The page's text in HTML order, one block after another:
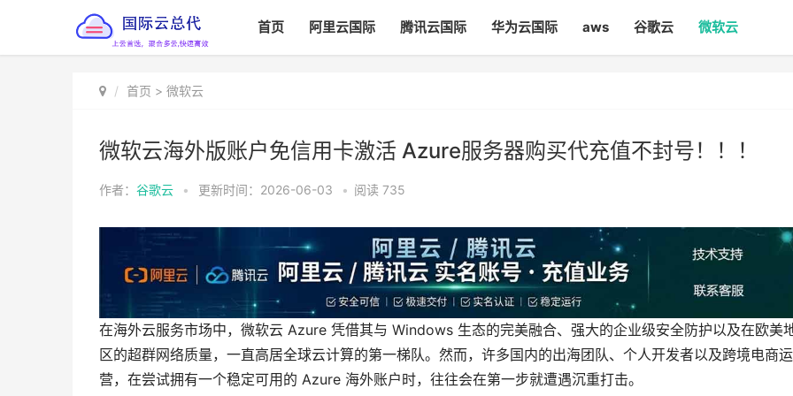
首页 阿里云国际 腾讯云国际 华为云国际 aws 谷歌云 微软云
首页 > 微软云
微软云海外版账户免信用卡激活 Azure服务器购买代充值不封号！！！
作者： 谷歌云 • 更新时间：2026-06-03 • 阅读 735
在海外云服务市场中，微软云 Azure 凭借其与 Windows 生态的完美融合、强大的企业级安全防护以及在欧美
区的超群网络质量，一直高居全球云计算的第一梯队。然而，许多国内的出海团队、个人开发者以及跨境电商运
营，在尝试拥有一个稳定可用的 Azure 海外账户时，往往会在第一步就遭遇沉重打击。